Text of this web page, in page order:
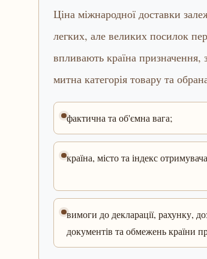
Ціна міжнародної доставки
легких, але великих посилок
впливають країна призначення,
митна категорія товару та
фактична та об'ємна вага;
країна, місто та індекс
вимоги до декларації, рахунку,
документів та обмежень країни